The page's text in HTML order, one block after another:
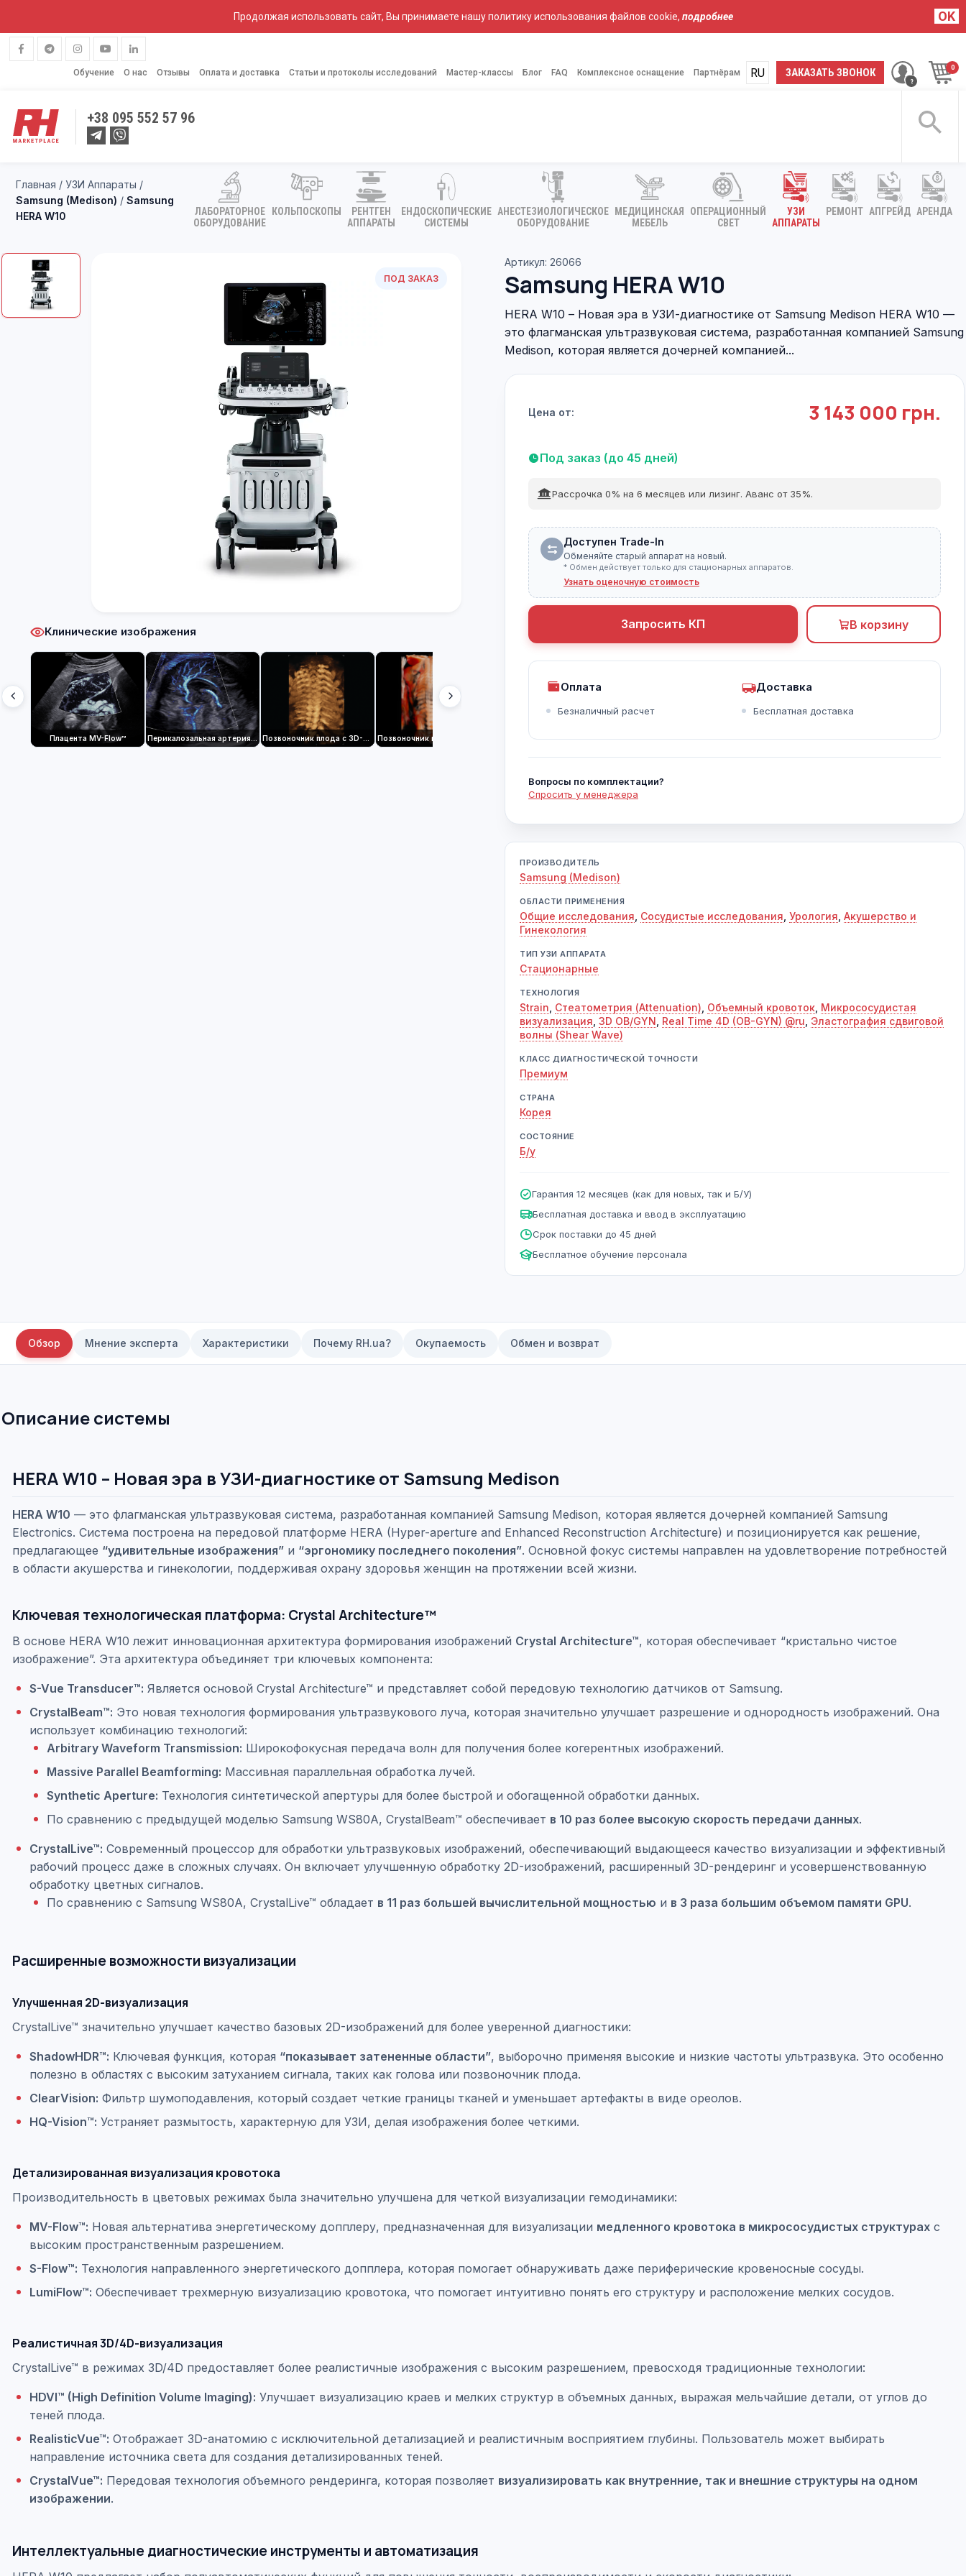
Продолжая использовать сайт, Вы принимаете нашу политику использования файлов cookie, подробнее OK
Обучение О нас Отзывы Оплата и доставка Статьи и протоколы исследований Мастер-классы Блог FAQ Комплексное оснащение Партнёрам ЗАКАЗАТЬ ЗВОНОК
RU
UA
+38 095 552 57 96
ЛАБОРАТОРНОЕ
ОБОРУДОВАНИЕ
КОЛЬПОСКОПЫ
РЕНТГЕН
АППАРАТЫ
ЕНДОСКОПИЧЕСКИЕ
СИСТЕМЫ
АНЕСТЕЗИОЛОГИЧЕСКОЕ
ОБОРУДОВАНИЕ
МЕДИЦИНСКАЯ
МЕБЕЛЬ
ОПЕРАЦИОННЫЙ
СВЕТ
УЗИ
АППАРАТЫ
РЕМОНТ АПГРЕЙД АРЕНДА
Главная / УЗИ Аппараты /
Samsung (Medison) / Samsung
HERA W10
ПОД ЗАКАЗ
Клинические изображения
Плацента MV-Flow™ Перикалозальная артерия с MV-Flow™ Лицо плода с RealisticVue™ Измерение мозга плода с помощью 5D CNS+™ Сердце плода с ClearVision
Артикул: 26066
Samsung HERA W10
HERA W10 – Новая эра в УЗИ-диагностике от Samsung Medison HERA W10 —
это флагманская ультразвуковая система, разработанная компанией Samsung
Medison, которая является дочерней компанией...
Цена от: 3 143 000 грн.
Под заказ (до 45 дней)
Рассрочка 0% на 6 месяцев или лизинг. Аванс от 35%.
Доступен Trade-In
Обменяйте старый аппарат на новый.
* Обмен действует только для стационарных аппаратов.
Узнать оценочную стоимость
Запросить КП В корзину
Оплата
Безналичный расчет
Доставка
Бесплатная доставка
Вопросы по комплектации?
Спросить у менеджера
ПРОИЗВОДИТЕЛЬ
Samsung (Medison)
ОБЛАСТИ ПРИМЕНЕНИЯ
Общие исследования Сосудистые исследования Урология Акушерство и
Гинекология
ТИП УЗИ АППАРАТА
Стационарные
ТЕХНОЛОГИЯ
Strain Стеатометрия (Attenuation) Объемный кровоток Микрососудистая
визуализация 3D OB/GYN Real Time 4D (OB-GYN) @ru Эластография сдвиговой
волны (Shear Wave)
КЛАСС ДИАГНОСТИЧЕСКОЙ ТОЧНОСТИ
Премиум
СТРАНА
Корея
СОСТОЯНИЕ
Б/у
Гарантия 12 месяцев (как для новых, так и Б/У)
Бесплатная доставка и ввод в эксплуатацию
Срок поставки до 45 дней
Бесплатное обучение персонала
Обзор Мнение эксперта Характеристики Почему RH.ua? Окупаемость Обмен и возврат
Описание системы
HERA W10 – Новая эра в УЗИ-диагностике от Samsung Medison
HERA W10 — это флагманская ультразвуковая система, разработанная компанией Samsung Medison, которая является дочерней компанией Samsung
Electronics. Система построена на передовой платформе HERA (Hyper-aperture and Enhanced Reconstruction Architecture) и позиционируется как решение,
предлагающее “удивительные изображения” и “эргономику последнего поколения”. Основной фокус системы направлен на удовлетворение потребностей
в области акушерства и гинекологии, поддерживая охрану здоровья женщин на протяжении всей жизни.
Ключевая технологическая платформа: Crystal Architecture™
В основе HERA W10 лежит инновационная архитектура формирования изображений Crystal Architecture™, которая обеспечивает “кристально чистое
изображение”. Эта архитектура объединяет три ключевых компонента:
S-Vue Transducer™: Является основой Crystal Architecture™ и представляет собой передовую технологию датчиков от Samsung.
CrystalBeam™: Это новая технология формирования ультразвукового луча, которая значительно улучшает разрешение и однородность изображений. Она
использует комбинацию технологий:
Arbitrary Waveform Transmission: Широкофокусная передача волн для получения более когерентных изображений.
Massive Parallel Beamforming: Массивная параллельная обработка лучей.
Synthetic Aperture: Технология синтетической апертуры для более быстрой и обогащенной обработки данных.
По сравнению с предыдущей моделью Samsung WS80A, CrystalBeam™ обеспечивает в 10 раз более высокую скорость передачи данных.
CrystalLive™: Современный процессор для обработки ультразвуковых изображений, обеспечивающий выдающееся качество визуализации и эффективный
рабочий процесс даже в сложных случаях. Он включает улучшенную обработку 2D-изображений, расширенный 3D-рендеринг и усовершенствованную
обработку цветных сигналов.
По сравнению с Samsung WS80A, CrystalLive™ обладает в 11 раз большей вычислительной мощностью и в 3 раза большим объемом памяти GPU.
Расширенные возможности визуализации
Улучшенная 2D-визуализация
CrystalLive™ значительно улучшает качество базовых 2D-изображений для более уверенной диагностики:
ShadowHDR™: Ключевая функция, которая “показывает затененные области”, выборочно применяя высокие и низкие частоты ультразвука. Это особенно
полезно в областях с высоким затуханием сигнала, таких как голова или позвоночник плода.
ClearVision: Фильтр шумоподавления, который создает четкие границы тканей и уменьшает артефакты в виде ореолов.
HQ-Vision™: Устраняет размытость, характерную для УЗИ, делая изображения более четкими.
Детализированная визуализация кровотока
Производительность в цветовых режимах была значительно улучшена для четкой визуализации гемодинамики:
MV-Flow™: Новая альтернатива энергетическому допплеру, предназначенная для визуализации медленного кровотока в микрососудистых структурах с
высоким пространственным разрешением.
S-Flow™: Технология направленного энергетического допплера, которая помогает обнаруживать даже периферические кровеносные сосуды.
LumiFlow™: Обеспечивает трехмерную визуализацию кровотока, что помогает интуитивно понять его структуру и расположение мелких сосудов.
Реалистичная 3D/4D-визуализация
CrystalLive™ в режимах 3D/4D предоставляет более реалистичные изображения с высоким разрешением, превосходя традиционные технологии:
HDVI™ (High Definition Volume Imaging): Улучшает визуализацию краев и мелких структур в объемных данных, выражая мельчайшие детали, от углов до
теней плода.
RealisticVue™: Отображает 3D-анатомию с исключительной детализацией и реалистичным восприятием глубины. Пользователь может выбирать
направление источника света для создания детализированных теней.
CrystalVue™: Передовая технология объемного рендеринга, которая позволяет визуализировать как внутренние, так и внешние структуры на одном
изображении.
Интеллектуальные диагностические инструменты и автоматизация